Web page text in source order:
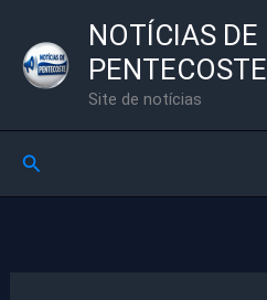
para
NOTÍCIAS DE
PENTECOSTE
Site de notícias
Pesquisar